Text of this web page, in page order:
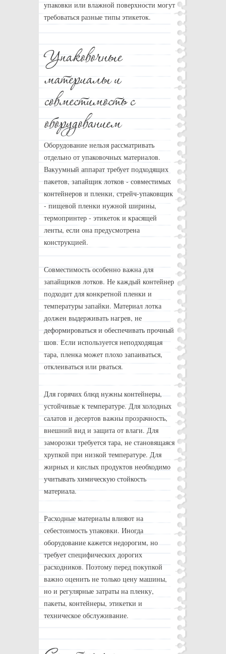
упаковки или влажной поверхности могут
требоваться разные типы этикеток.
Оборудование нельзя рассматривать
отдельно от упаковочных материалов.
Вакуумный аппарат требует подходящих
пакетов, запайщик лотков - совместимых
контейнеров и пленки, стрейч-упаковщик
- пищевой пленки нужной ширины,
термопринтер - этикеток и красящей
ленты, если она предусмотрена
конструкцией.
Совместимость особенно важна для
запайщиков лотков. Не каждый контейнер
подходит для конкретной пленки и
температуры запайки. Материал лотка
должен выдерживать нагрев, не
деформироваться и обеспечивать прочный
шов. Если используется неподходящая
тара, пленка может плохо запаиваться,
отклеиваться или рваться.
Для горячих блюд нужны контейнеры,
устойчивые к температуре. Для холодных
салатов и десертов важны прозрачность,
внешний вид и защита от влаги. Для
заморозки требуется тара, не становящаяся
хрупкой при низкой температуре. Для
жирных и кислых продуктов необходимо
учитывать химическую стойкость
материала.
Расходные материалы влияют на
себестоимость упаковки. Иногда
оборудование кажется недорогим, но
требует специфических дорогих
расходников. Поэтому перед покупкой
важно оценить не только цену машины,
но и регулярные затраты на пленку,
пакеты, контейнеры, этикетки и
техническое обслуживание.